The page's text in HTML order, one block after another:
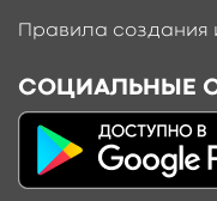
Правила создания
СОЦИАЛЬНЫЕ